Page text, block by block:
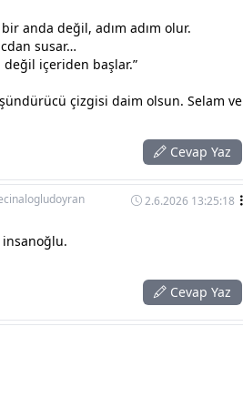
anda değil, adım adım olur.
susar…
değil içeriden başlar.”
çizgisi daim olsun. Selam ve
Cevap Yaz
2.6.2026 13:25:18
Cevap Yaz